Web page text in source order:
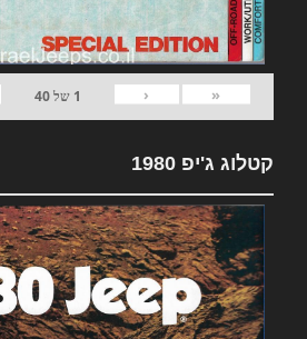
«
‹
1 של40
קטלוג ג'יפ 1980